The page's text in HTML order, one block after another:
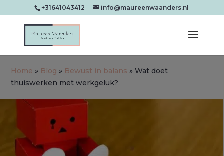
+31641043412 info@maureenwaanders.nl
Home » Blog » Bewust in balans »Wat doet
thuiswerken met werkgeluk?